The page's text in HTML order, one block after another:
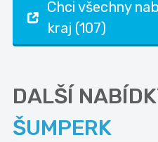
Chci všechny
kraj (107)
DALŠÍ
ŠUMPERK